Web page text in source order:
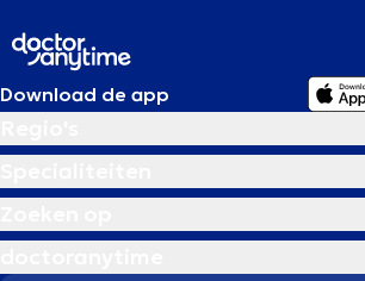
Download de app